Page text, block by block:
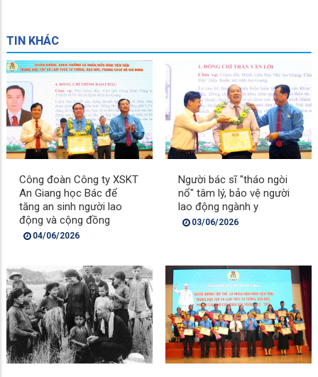
TIN KHÁC
Công đoàn Công ty XSKT
An Giang học Bác để
tăng an sinh người lao
động và cộng đồng
04/06/2026
Người bác sĩ "tháo ngòi
nổ" tâm lý, bảo vệ người
lao động ngành y
03/06/2026